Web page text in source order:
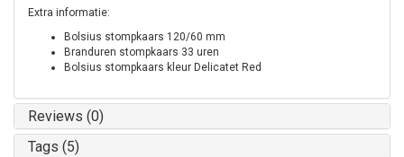
Extra informatie:
Bolsius stompkaars 120/60 mm
Branduren stompkaars 33 uren
Bolsius stompkaars kleur Delicatet Red
Reviews (0)
Tags (5)